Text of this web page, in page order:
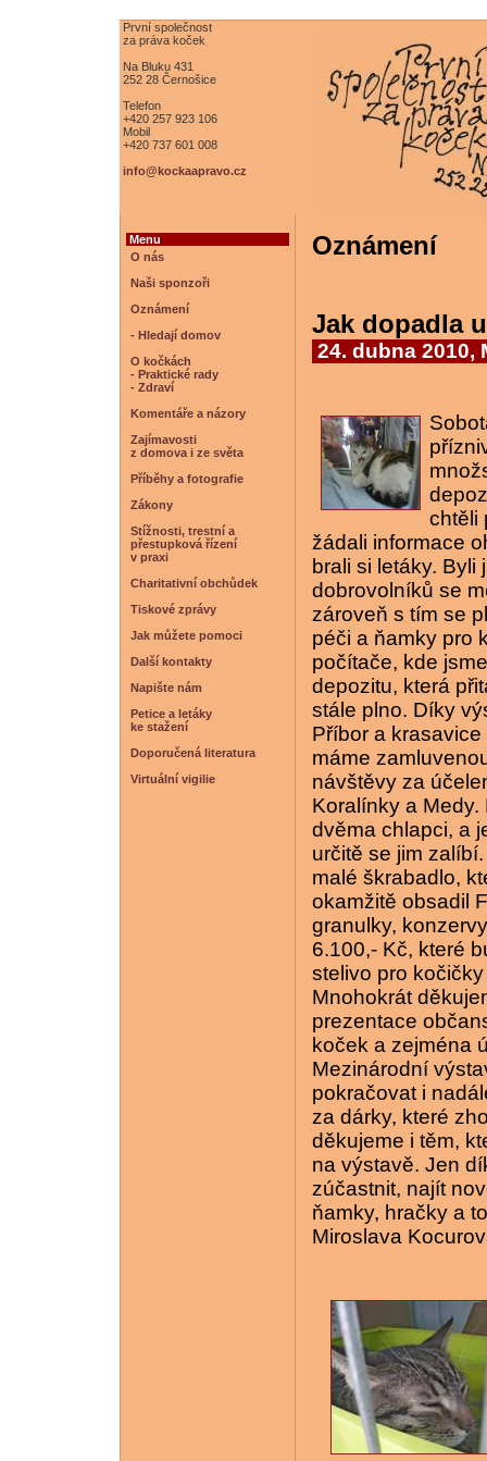
První společnost
za práva koček
Na Bluku 431
252 28 Černošice
Telefon
+420 257 923 106
Mobil
+420 737 601 008
info@kockaapravo.cz
Menu
O nás
Naši sponzoři
Oznámení
- Hledají domov
O kočkách
- Praktické rady
- Zdraví
Komentáře a názory
Zajímavosti
z domova i ze světa
Příběhy a fotografie
Zákony
Stížnosti, trestní a
přestupková řízení
v praxi
Charitativní obchůdek
Tiskové zprávy
Jak můžete pomoci
Další kontakty
Napište nám
Petice a letáky
ke stažení
Doporučená literatura
Virtuální vigilie
Oznámení
Jak dopadla
24. dubna 2010,
chtěli
žádali informace
brali si letáky.
dobrovolníků se
zároveň s tím se
péči a ňamky pro
počítače, kde
depozitu, která
stále plno. Díky
Příbor a
máme
návštěvy za
Koralínky a
dvěma chlapci, a
určitě se jim
malé škrabadlo,
okamžitě obsadil
granulky,
6.100,- Kč, které
stelivo pro
Mnohokrát
prezentace
koček a zejména
Mezinárodní
pokračovat i
za dárky, které
děkujeme i těm,
na výstavě. Jen
zúčastnit, najít
ňamky, hračky a
Miroslava